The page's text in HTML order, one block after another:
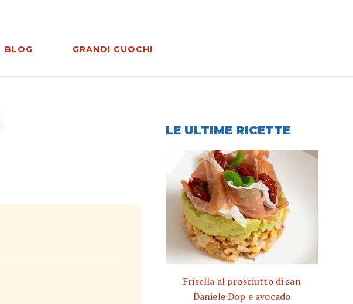
BLOG GRANDI CUOCHI
LE ULTIME RICETTE
Frisella al prosciutto di san
Daniele Dop e avocado